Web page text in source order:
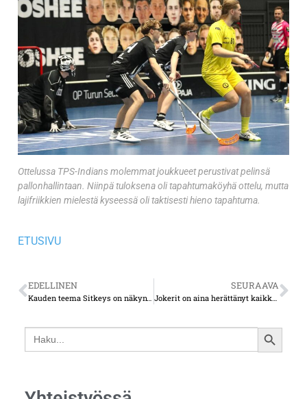
Ottelussa TPS-Indians molemmat joukkueet perustivat pelinsä
pallonhallintaan. Niinpä tuloksena oli tapahtumaköyhä ottelu, mutta
lajifriikkien mielestä kyseessä oli taktisesti hieno tapahtuma.
ETUSIVU
EDELLINEN
Kauden teema Sitkeys on näkynyt käytännössäkin TUTO Volleyn joukkueesta
SEURAAVA
Jokerit on aina herättänyt kaikkialla tunteita – helsinkiläisseura on tuonut paljon lisämielenkiintoa Mestikselle
Search
for:
SEARCH